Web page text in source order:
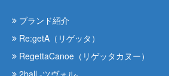
ブランド紹介
Re:getA（リゲッタ）
RegettaCanoe（リゲッタカヌー）
2ball -ツヴォル-